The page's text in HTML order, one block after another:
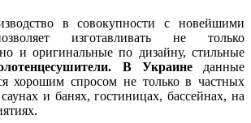
в совокупности с новейшими
изготавливать не только
и оригинальные по дизайну, стильные
В Украинеданные
хорошим спросом не только в частных
и банях, гостиницах, бассейнах, на